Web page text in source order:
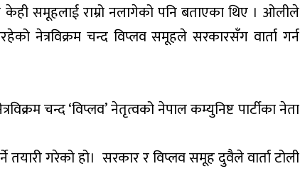
केही समूहलाई राम्रो नलागेको पनि बताएका थिए । ओलीले
नेत्रविक्रम चन्द विप्लव समूहले सरकारसँग वार्ता गर्न
चन्द ‘विप्लव’ नेतृत्वको नेपाल कम्युनिष्ट पार्टीका नेता
गरेको हो। सरकार र विप्लव समूह दुवैले वार्ता टोली